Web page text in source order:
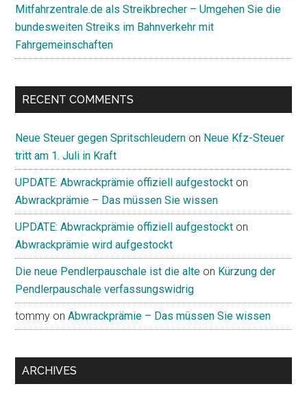
Mitfahrzentrale.de als Streikbrecher – Umgehen Sie die
bundesweiten Streiks im Bahnverkehr mit
Fahrgemeinschaften
RECENT COMMENTS
Neue Steuer gegen Spritschleudern on Neue Kfz-Steuer
tritt am 1. Juli in Kraft
UPDATE: Abwrackprämie offiziell aufgestockt on
Abwrackprämie – Das müssen Sie wissen
UPDATE: Abwrackprämie offiziell aufgestockt on
Abwrackprämie wird aufgestockt
Die neue Pendlerpauschale ist die alte on Kürzung der
Pendlerpauschale verfassungswidrig
tommy onAbwrackprämie – Das müssen Sie wissen
ARCHIVES